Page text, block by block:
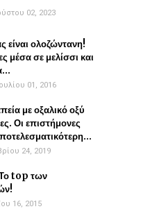
02, 2023
είναι ολοζώντανη!
μέσα σε μελίσσι και
01, 2016
με οξαλικό οξύ
Οι επιστήμονες
24, 2019
top των
16, 2015